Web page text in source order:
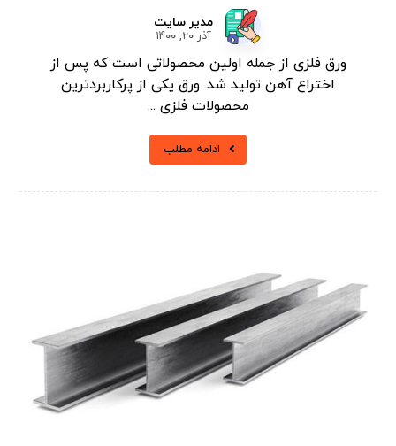
مدیر سایت
آذر ۲۰, ۱۴۰۰
ورق فلزی از جمله اولین محصولاتی است که پس از
اختراع آهن تولید شد. ورق یکی از پرکاربردترین
محصولات فلزی ...
ادامه مطلب